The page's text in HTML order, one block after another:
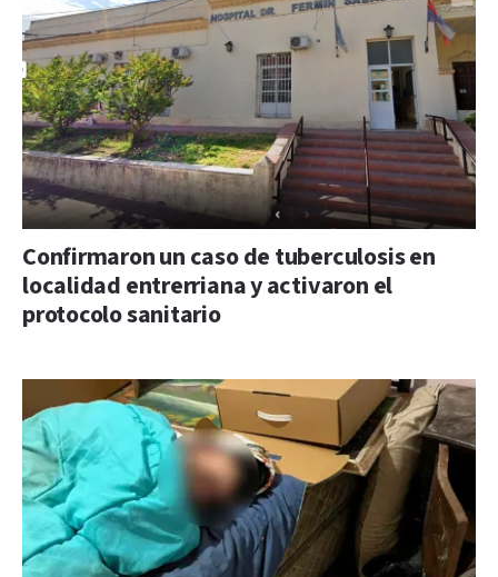
Confirmaron un caso de tuberculosis en
localidad entrerriana y activaron el
protocolo sanitario